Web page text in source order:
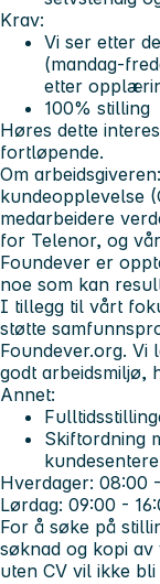
Krav:
Vi ser etter
(mandag-
etter
100% stilling
Høres dette
fortløpende.
Om arbeidsgiveren:
kundeopplevelse
medarbeidere
for Telenor, og
Foundever er
noe som kan
I tillegg til vårt
støtte
Foundever.org. Vi
godt arbeidsmiljø,
Annet:
Skiftordning
Hverdager: 08:00
Lørdag: 09:00 -
For å søke på
søknad og kopi av
uten CV vil ikke